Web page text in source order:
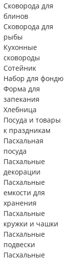
Сковорода для
блинов
Сковорода для
рыбы
Кухонные
сковороды
Сотейник
Набор для фондю
Форма для
запекания
Хлебница
Посуда и товары
к праздникам
Пасхальная
посуда
Пасхальные
декорации
Пасхальные
емкости для
хранения
Пасхальные
кружки и чашки
Пасхальные
подвески
Пасхальные